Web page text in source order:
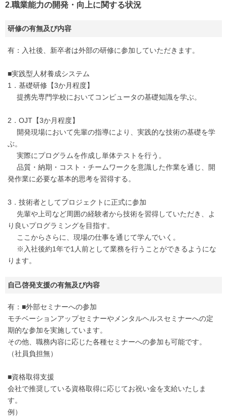
2.職業能力の開発・向上に関する状況
研修の有無及び内容
有：入社後、新卒者は外部の研修に参加していただきます。
■実践型人材養成システム
1．基礎研修【3か月程度】
提携先専門学校においてコンピュータの基礎知識を学ぶ。
2．OJT【3か月程度】
開発現場において先輩の指導により、実践的な技術の基礎を学
ぶ。
実際にプログラムを作成し単体テストを行う。
品質・納期・コスト・チームワークを意識した作業を通じ、開
発作業に必要な基本的思考を習得する。
3．技術者としてプロジェクトに正式に参加
先輩や上司など周囲の経験者から技術を習得していただき、よ
り良いプログラミングを目指す。
ここからさらに、現場の仕事を通じて学んでいく。
※入社後約1年で1人前として業務を行うことができるようにな
ります。
自己啓発支援の有無及び内容
有：■外部セミナーへの参加
モチベーションアップセミナーやメンタルヘルスセミナーへの定
期的な参加を実施しています。
その他、職務内容に応じた各種セミナーへの参加も可能です。
（社員負担無）
■資格取得支援
会社で推奨している資格取得に応じてお祝い金を支給いたしま
す。
例）